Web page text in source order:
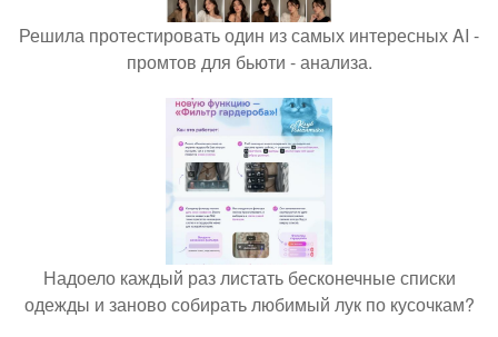
Решила протестировать один из самых интересных AI -
промтов для бьюти - анализа.
Надоело каждый раз листать бесконечные списки
одежды и заново собирать любимый лук по кусочкам?